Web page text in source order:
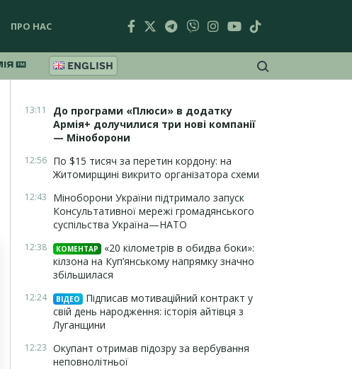
ПРО НАС
ENGLISH
13:11
До програми «Плюси» в додатку
Армія+ долучилися три нові компанії
— Міноборони
12:56 По $15 тисяч за перетин кордону: на
Житомирщині викрито організатора схеми
12:43
Міноборони України підтримало запуск
Консультативної мережі громадянського
суспільства Україна—НАТО
12:38 КОМЕНТАР
«20 кілометрів в обидва боки»:
кілзона на Куп’янському напрямку значно
збільшилася
12:24 ВІДЕО
Підписав мотиваційний контракт у
свій день народження: історія айтівця з
Луганщини
12:23 Окупант отримав підозру за вербування
неповнолітньої